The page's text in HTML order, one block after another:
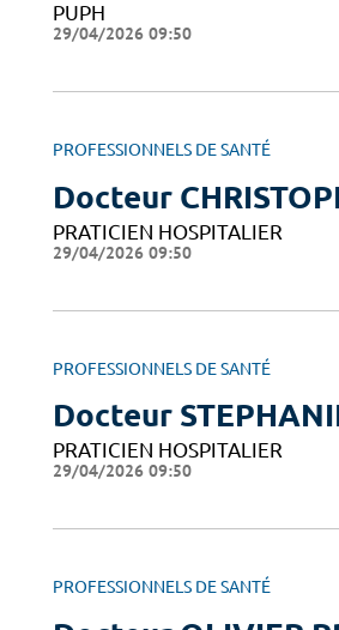
PUPH
29/04/2026 09:50
PROFESSIONNELS DE SANTÉ
Docteur
PRATICIEN HOSPITALIER
29/04/2026 09:50
PROFESSIONNELS DE SANTÉ
Docteur
PRATICIEN HOSPITALIER
29/04/2026 09:50
PROFESSIONNELS DE SANTÉ